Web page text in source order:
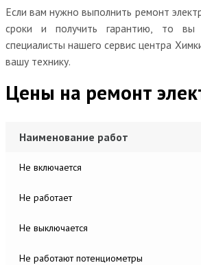
Если вам нужно выполнить ремонт
сроки и получить гарантию, то вы
специалисты нашего сервис центра
вашу технику.
Цены на ремонт
Наименование работ
Не включается
Не работает
Не выключается
Не работают потенциометры